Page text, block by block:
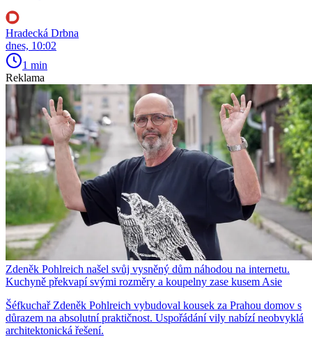
Hradecká Drbna
dnes, 10:02
1 min
Reklama
Zdeněk Pohlreich našel svůj vysněný dům náhodou na internetu.
Kuchyně překvapí svými rozměry a koupelny zase kusem Asie
Šéfkuchař Zdeněk Pohlreich vybudoval kousek za Prahou domov s
důrazem na absolutní praktičnost. Uspořádání vily nabízí neobvyklá
architektonická řešení.